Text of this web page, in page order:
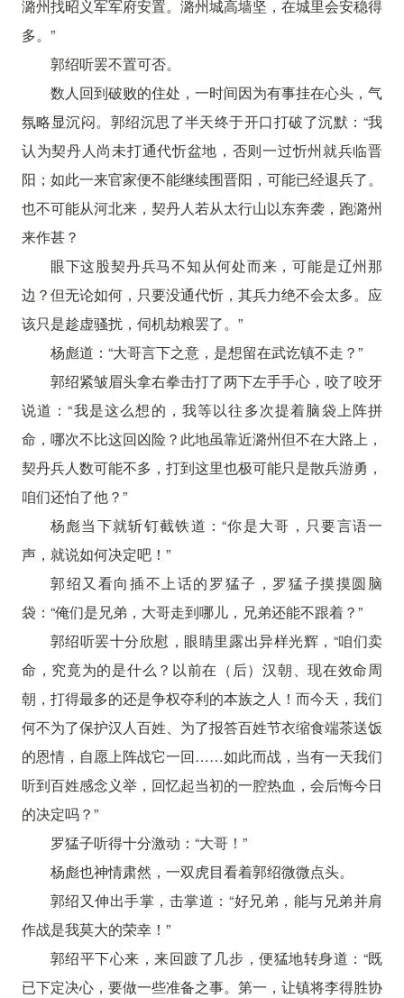
潞州找昭义军军府安置。潞州城高墙坚，在城里会安稳得
多。”
郭绍听罢不置可否。
数人回到破败的住处，一时间因为有事挂在心头，气
氛略显沉闷。郭绍沉思了半天终于开口打破了沉默：“我
认为契丹人尚未打通代忻盆地，否则一过忻州就兵临晋
阳；如此一来官家便不能继续围晋阳，可能已经退兵了。
也不可能从河北来，契丹人若从太行山以东奔袭，跑潞州
来作甚？
眼下这股契丹兵马不知从何处而来，可能是辽州那
边？但无论如何，只要没通代忻，其兵力绝不会太多。应
该只是趁虚骚扰，伺机劫粮罢了。”
杨彪道：“大哥言下之意，是想留在武讫镇不走？”
郭绍紧皱眉头拿右拳击打了两下左手手心，咬了咬牙
说道：“我是这么想的，我等以往多次提着脑袋上阵拼
命，哪次不比这回凶险？此地虽靠近潞州但不在大路上，
契丹兵人数可能不多，打到这里也极可能只是散兵游勇，
咱们还怕了他？”
杨彪当下就斩钉截铁道：“你是大哥，只要言语一
声，就说如何决定吧！”
郭绍又看向插不上话的罗猛子，罗猛子摸摸圆脑
袋：“俺们是兄弟，大哥走到哪儿，兄弟还能不跟着？”
郭绍听罢十分欣慰，眼睛里露出异样光辉，“咱们卖
命，究竟为的是什么？以前在（后）汉朝、现在效命周
朝，打得最多的还是争权夺利的本族之人！而今天，我们
何不为了保护汉人百姓、为了报答百姓节衣缩食端茶送饭
的恩情，自愿上阵战它一回……如此而战，当有一天我们
听到百姓感念义举，回忆起当初的一腔热血，会后悔今日
的决定吗？”
罗猛子听得十分激动：“大哥！”
杨彪也神情肃然，一双虎目看着郭绍微微点头。
郭绍又伸出手掌，击掌道：“好兄弟，能与兄弟并肩
作战是我莫大的荣幸！”
郭绍平下心来，来回踱了几步，便猛地转身道：“既
已下定决心，要做一些准备之事。第一，让镇将李得胜协